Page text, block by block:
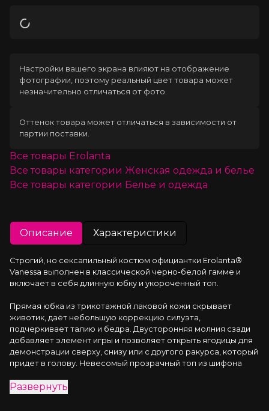
Загрузка
Настройки вашего экрана влияют на отображение
фотографии, поэтому реальный цвет товара может
незначительно отличаться от фото.
Оттенок товара может отличаться в зависимости от
партии поставки.
Все товары Erolanta
Все товары категории Женская одежда и белье
Все товары категории Белье и одежда
Описание Характеристики
Строгий, но сексапильный костюм официантки Erolanta®
Vanessa выполнен в классической черно-белой гамме и
включает в себя длинную юбку и укороченный топ.
Прямая юбка из трикотажной лаковой кожи скрывает
животик, даёт небольшую коррекцию силуэта,
подчеркивает талию и бедра. Двусторонняя молния сзади
добавляет элемент игры и позволяет открыть ягодицы для
демонстрации сверху, снизу или с другого ракурса, который
придет в голову. Невесомый прозрачный топ из шифона
соблазнительно струится по телу, подчеркивает грудь и
Развернуть